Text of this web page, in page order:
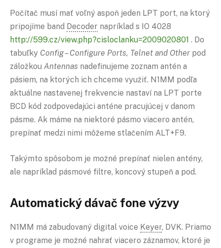
Počítač musí mať voľný aspoň jeden LPT port, na ktorý
pripojíme band Decoder napríklad s IO 4028
http://599.cz/view.php?cisloclanku=2009020801 . Do
tabuľky Config – Configure Ports, Telnet and Other pod
záložkou Antennas nadefinujeme zoznam antén a
pásiem, na ktorých ich chceme využiť. N1MM podľa
aktuálne nastavenej frekvencie nastaví na LPT porte
BCD kód zodpovedajúci anténe pracujúcej v danom
pásme. Ak máme na niektoré pásmo viacero antén,
prepínať medzi nimi môžeme stlačením ALT+F9.
Takýmto spôsobom je možné prepínať nielen antény,
ale napríklad pásmové filtre, koncový stupeň a pod.
Automatický dávač fone výzvy
N1MM má zabudovaný digital voice Keyer, DVK. Priamo
v programe je možné nahrať viacero záznamov, ktoré je